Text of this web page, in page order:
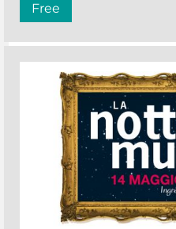
Free